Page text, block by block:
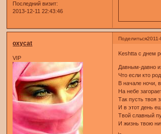
Последний визит:
2013-12-11 22:43:46
Поделиться
oxycat
VIP
Keshtta с днем
Давным-давно
Что если кто
В начале ночи,
На небе
Так пусть твоя
И в этот день
Твой славный
И жизнь твою